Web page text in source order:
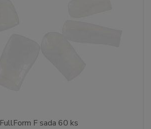
FullForm F sada 60 ks